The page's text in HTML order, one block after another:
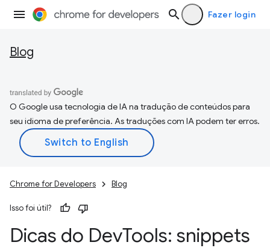
Fazer login
Blog
O Google usa tecnologia de IA na tradução de conteúdos para
seu idioma de preferência. As traduções com IA podem ter erros.
Chrome for Developers Blog
Isso foi útil?
Dicas do DevTools: snippets